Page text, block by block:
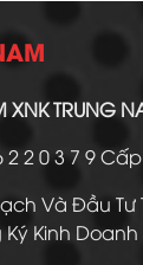
XNK TRUNG
2 2 0 3 7 9
Và Đầu Tư
Kinh Doanh